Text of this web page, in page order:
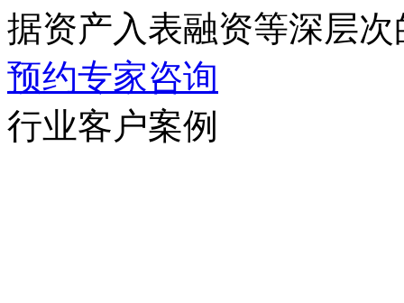
据资产入表融资等深层
预约专家咨询
行业客户案例